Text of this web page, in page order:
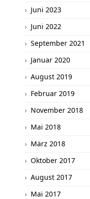
Juni 2023
Juni 2022
September 2021
Januar 2020
August 2019
Februar 2019
November 2018
Mai 2018
März 2018
Oktober 2017
August 2017
Mai 2017